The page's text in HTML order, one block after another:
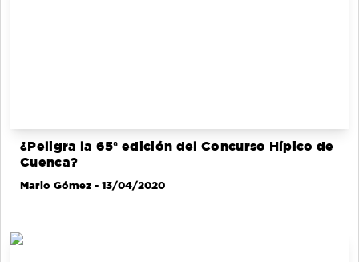
¿Peligra la 65ª edición del Concurso Hípico de
Cuenca?
Mario Gómez - 13/04/2020